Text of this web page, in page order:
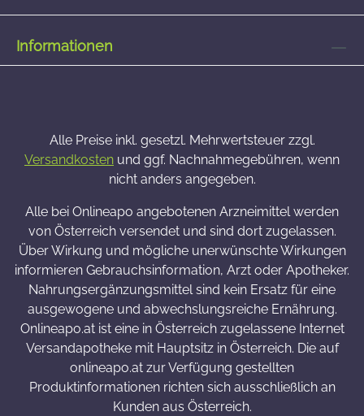
Informationen
Alle Preise inkl. gesetzl. Mehrwertsteuer zzgl.
Versandkosten und ggf. Nachnahmegebühren, wenn
nicht anders angegeben.
Alle bei Onlineapo angebotenen Arzneimittel werden
von Österreich versendet und sind dort zugelassen.
Über Wirkung und mögliche unerwünschte Wirkungen
informieren Gebrauchsinformation, Arzt oder Apotheker.
Nahrungsergänzungsmittel sind kein Ersatz für eine
ausgewogene und abwechslungsreiche Ernährung.
Onlineapo.at ist eine in Österreich zugelassene Internet
Versandapotheke mit Hauptsitz in Österreich. Die auf
onlineapo.at zur Verfügung gestellten
Produktinformationen richten sich ausschließlich an
Kunden aus Österreich.